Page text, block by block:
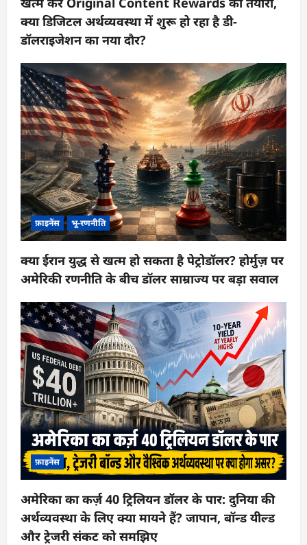
क्या डिजिटल अर्थव्यवस्था में शुरू हो रहा है डी-
डॉलराइजेशन का नया दौर?
फ़ाइनेंस भू-रणनीति
क्या ईरान युद्ध से खत्म हो सकता है पेट्रोडॉलर? होर्मुज़ पर
अमेरिकी रणनीति के बीच डॉलर साम्राज्य पर बड़ा सवाल
फ़ाइनेंस
अमेरिका का कर्ज़ 40 ट्रिलियन डॉलर के पार: दुनिया की
अर्थव्यवस्था के लिए क्या मायने हैं? जापान, बॉन्ड यील्ड
और ट्रेजरी संकट को समझिए